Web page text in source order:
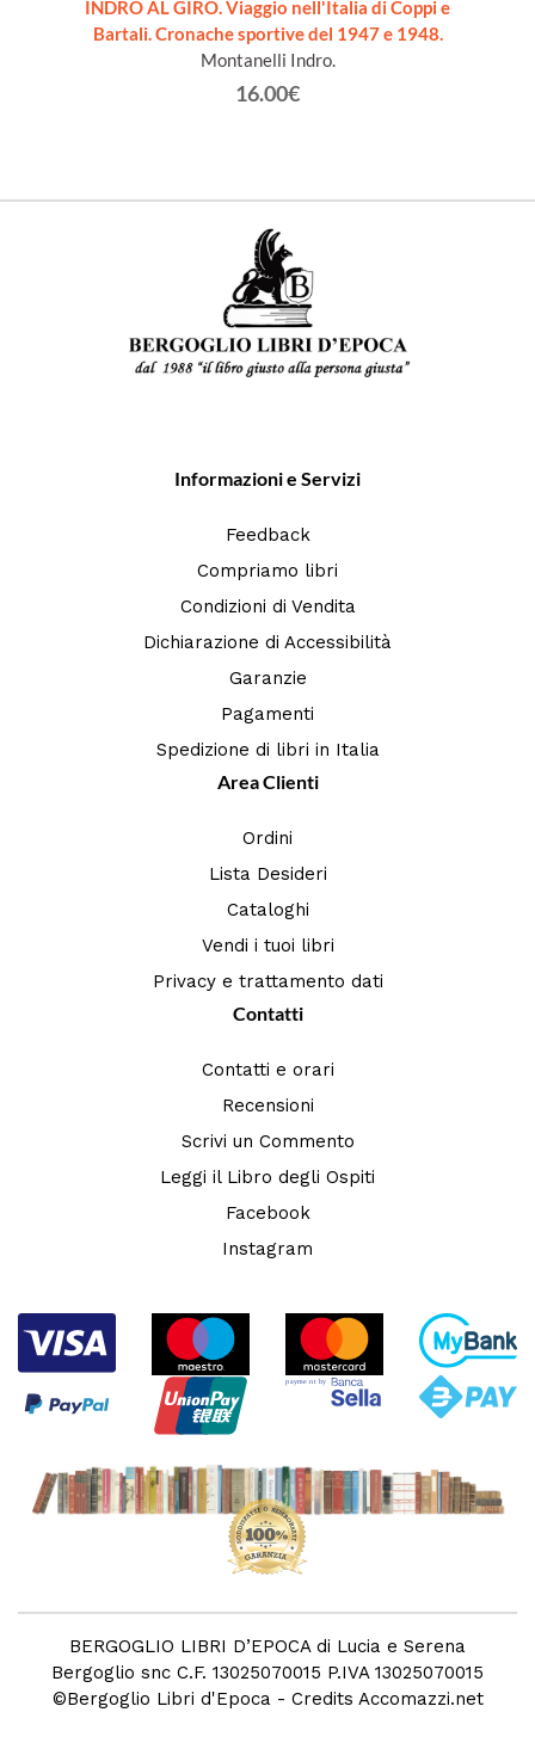
INDRO AL GIRO. Viaggio nell'Italia di Coppi e
Bartali. Cronache sportive del 1947 e 1948.
Montanelli Indro.
16.00€
Informazioni e Servizi
Feedback
Compriamo libri
Condizioni di Vendita
Dichiarazione di Accessibilità
Garanzie
Pagamenti
Spedizione di libri in Italia
Area Clienti
Ordini
Lista Desideri
Cataloghi
Vendi i tuoi libri
Privacy e trattamento dati
Contatti
Contatti e orari
Recensioni
Scrivi un Commento
Leggi il Libro degli Ospiti
Facebook
Instagram
BERGOGLIO LIBRI D’EPOCA di Lucia e Serena
Bergoglio snc C.F. 13025070015 P.IVA 13025070015
©Bergoglio Libri d'Epoca - Credits Accomazzi.net